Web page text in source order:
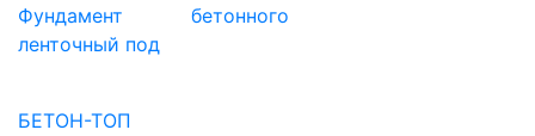
Фундамент
ленточный под
бетонного
БЕТОН-ТОП